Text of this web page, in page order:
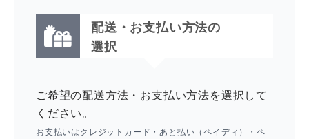
配送・お支払い方法の
選択
ご希望の配送方法・お支払い方法を選択して
ください。
お支払いはクレジットカード・あと払い（ペイディ）・ペ